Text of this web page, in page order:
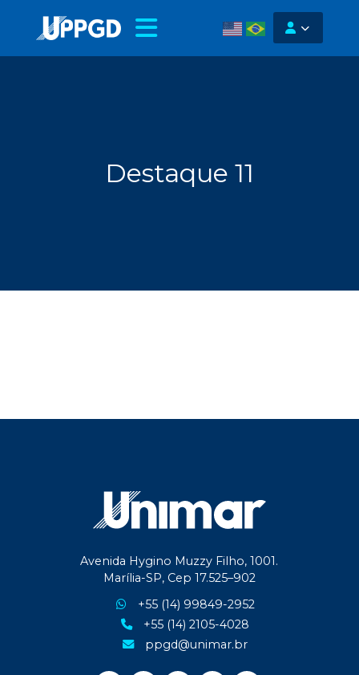
Destaque 11
Avenida Hygino Muzzy Filho, 1001.
Marília-SP, Cep 17.525–902
+55 (14) 99849-2952
+55 (14) 2105-4028
ppgd@unimar.br